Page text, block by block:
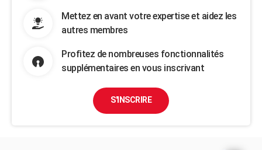
Mettez en avant votre expertise et aidez les
autres membres
Profitez de nombreuses fonctionnalités
supplémentaires en vous inscrivant
S'INSCRIRE